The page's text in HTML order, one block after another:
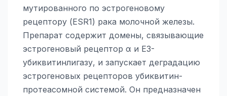
мутированного по эстрогеновому
рецептору (ESR1) рака молочной железы.
Препарат содержит домены, связывающие
эстрогеновый рецептор α и E3-
убиквитинлигазу, и запускает деградацию
эстрогеновых рецепторов убиквитин-
протеасомной системой. Он предназначен